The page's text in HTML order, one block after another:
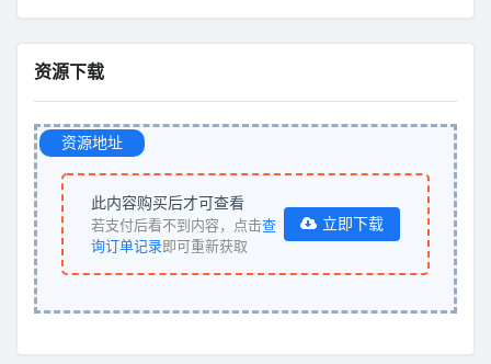
资源下载
资源地址
此内容购买后才可查看
若支付后看不到内容，点击查
询订单记录即可重新获取
立即下载